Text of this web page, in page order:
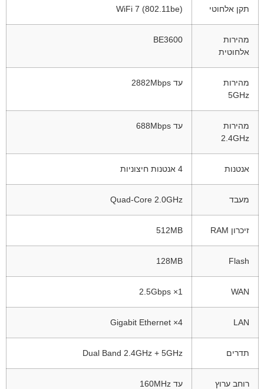
תקן אלחוטי WiFi 7 (802.11be)
מהירות
אלחוטית
BE3600
מהירות
5GHz
עד 2882Mbps
מהירות
2.4GHz
עד 688Mbps
אנטנות 4 אנטנות חיצוניות
מעבד Quad-Core 2.0GHz
זיכרון RAM 512MB
Flash
128MB
WAN
1× 2.5Gbps
LAN
4× Gigabit Ethernet
תדרים Dual Band 2.4GHz + 5GHz
רוחב ערוץ עד 160MHz